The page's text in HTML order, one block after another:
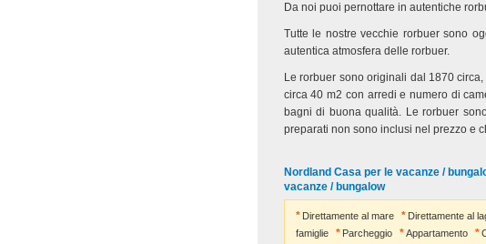
Da noi puoi pernottare in autentiche
Tutte le nostre vecchie rorbuer sono
autentica atmosfera delle rorbuer.
Le rorbuer sono originali dal 1870
circa 40 m2 con arredi e numero di
bagni di buona qualità. Le rorbuer
preparati non sono inclusi nel prezzo e
Nordland Casa per le vacanze /
vacanze / bungalow
Direttamente al mare Direttamente al
famiglie
Parcheggio Appartamento